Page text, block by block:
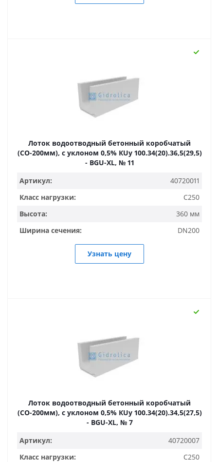
Лоток водоотводный бетонный коробчатый
(СО-200мм), с уклоном 0,5% КUу 100.34(20).36,5(29,5)
- BGU-XL, № 11
Артикул:
40720011
Класс нагрузки:
C250
Высота:
360 мм
Ширина сечения:
DN200
Узнать цену
Лоток водоотводный бетонный коробчатый
(СО-200мм), с уклоном 0,5% КUу 100.34(20).34,5(27,5)
- BGU-XL, № 7
Артикул:
40720007
Класс нагрузки:
C250